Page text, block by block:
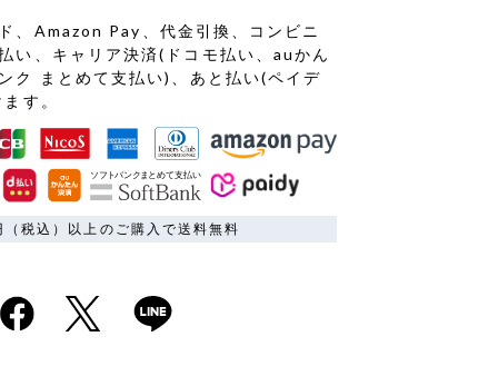
、Amazon Pay、代金引換、コンビニ
い、キャリア決済(ドコモ払い、auかん
ク まとめて支払い)、あと払い(ペイデ
す。
税込）以上のご購入で送料無料